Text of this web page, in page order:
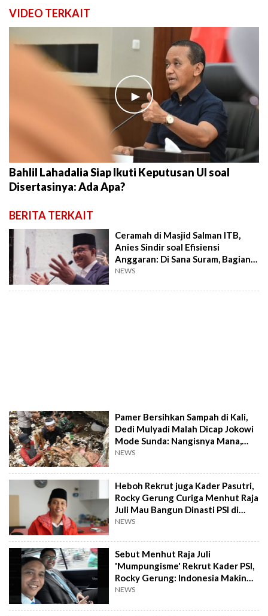
VIDEO TERKAIT
►
Bahlil Lahadalia Siap Ikuti Keputusan UI soal
Disertasinya: Ada Apa?
BERITA TERKAIT
Ceramah di Masjid Salman ITB,
Anies Sindir soal Efisiensi
Anggaran: Di Sana Suram, Bagian
Imam Terang
NEWS
Pamer Bersihkan Sampah di Kali,
Dedi Mulyadi Malah Dicap Jokowi
Mode Sunda: Nangisnya Mana,
Nangisnya?
NEWS
Heboh Rekrut juga Kader Pasutri,
Rocky Gerung Curiga Menhut Raja
Juli Mau Bangun Dinasti PSI di
Kabinet Prabowo
NEWS
Sebut Menhut Raja Juli
'Mumpungisme' Rekrut Kader PSI,
Rocky Gerung: Indonesia Makin
Gelap, Efisiensi Cuma Omon-omon
NEWS